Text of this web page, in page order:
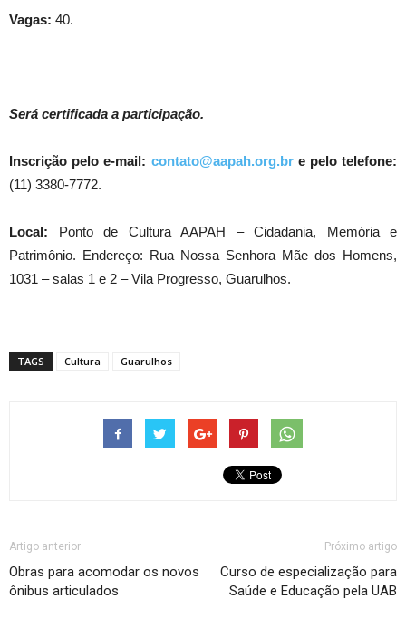
Vagas: 40.
Será certificada a participação.
Inscrição pelo e-mail: contato@aapah.org.bre pelo telefone:
(11) 3380-7772.
Local: Ponto de Cultura AAPAH – Cidadania, Memória e
Patrimônio. Endereço: Rua Nossa Senhora Mãe dos Homens,
1031 – salas 1 e 2 – Vila Progresso, Guarulhos.
TAGS Cultura Guarulhos
Artigo anterior
Obras para acomodar os novos
ônibus articulados
Próximo artigo
Curso de especialização para
Saúde e Educação pela UAB